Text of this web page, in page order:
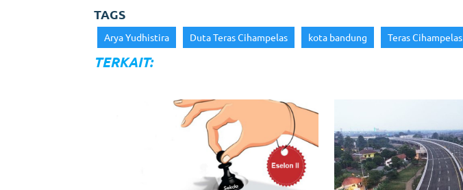
o
o
p
p
m
i
a
TAGS
Arya Yudhistira Duta Teras Cihampelas kota bandung Teras Cihampelas
TERKAIT: